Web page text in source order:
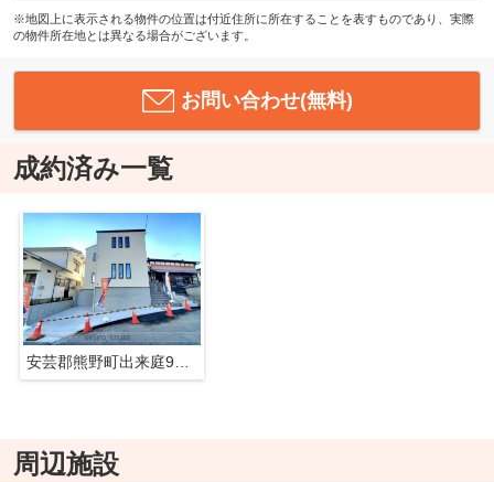
※地図上に表示される物件の位置は付近住所に所在することを表すものであり、実際
の物件所在地とは異なる場合がございます。
お問い合わせ(無料)
成約済み一覧
安芸郡熊野町出来庭9丁目
周辺施設